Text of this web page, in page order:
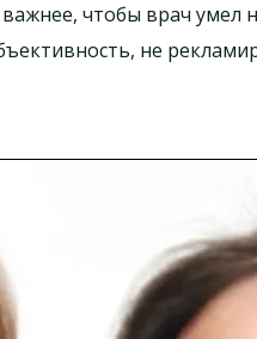
чтобы врач
не